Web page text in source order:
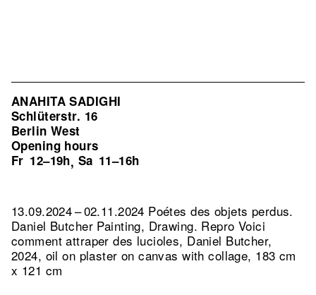
ANAHITA SADIGHI
Schlüterstr. 16
Berlin West
Opening hours
Fr 12–19h, Sa 11–16h
13.09.2024 – 02.11.2024 Poétes des objets perdus.
Daniel Butcher Painting, Drawing. Repro Voici
comment attraper des lucioles, Daniel Butcher,
2024, oil on plaster on canvas with collage, 183 cm
x 121 cm